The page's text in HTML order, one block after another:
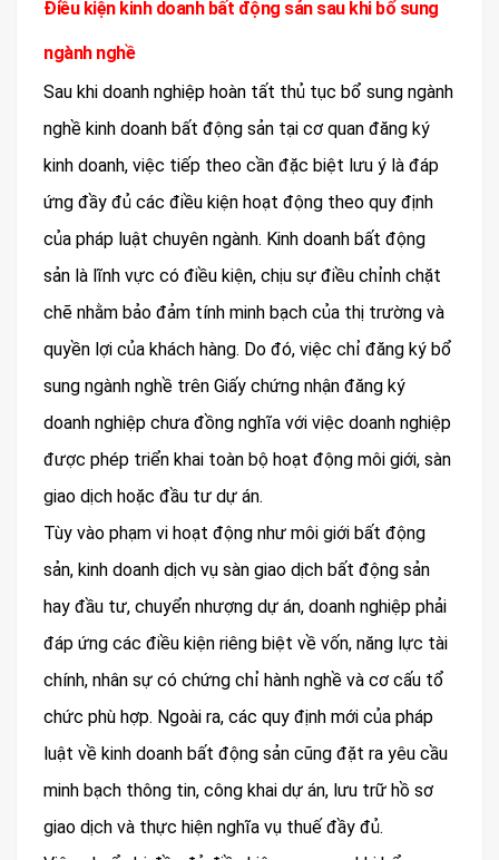
Điều kiện kinh doanh bất động sản sau khi bổ sung
ngành nghề
Sau khi doanh nghiệp hoàn tất thủ tục bổ sung ngành
nghề kinh doanh bất động sản tại cơ quan đăng ký
kinh doanh, việc tiếp theo cần đặc biệt lưu ý là đáp
ứng đầy đủ các điều kiện hoạt động theo quy định
của pháp luật chuyên ngành. Kinh doanh bất động
sản là lĩnh vực có điều kiện, chịu sự điều chỉnh chặt
chẽ nhằm bảo đảm tính minh bạch của thị trường và
quyền lợi của khách hàng. Do đó, việc chỉ đăng ký bổ
sung ngành nghề trên Giấy chứng nhận đăng ký
doanh nghiệp chưa đồng nghĩa với việc doanh nghiệp
được phép triển khai toàn bộ hoạt động môi giới, sàn
giao dịch hoặc đầu tư dự án.
Tùy vào phạm vi hoạt động như môi giới bất động
sản, kinh doanh dịch vụ sàn giao dịch bất động sản
hay đầu tư, chuyển nhượng dự án, doanh nghiệp phải
đáp ứng các điều kiện riêng biệt về vốn, năng lực tài
chính, nhân sự có chứng chỉ hành nghề và cơ cấu tổ
chức phù hợp. Ngoài ra, các quy định mới của pháp
luật về kinh doanh bất động sản cũng đặt ra yêu cầu
minh bạch thông tin, công khai dự án, lưu trữ hồ sơ
giao dịch và thực hiện nghĩa vụ thuế đầy đủ.